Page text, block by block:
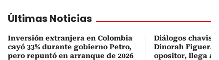
Últimas Noticias
Inversión extranjera en Colombia
cayó 33% durante gobierno Petro,
pero repuntó en arranque de 2026
Diálogos
Dinorah
opositor, llega a